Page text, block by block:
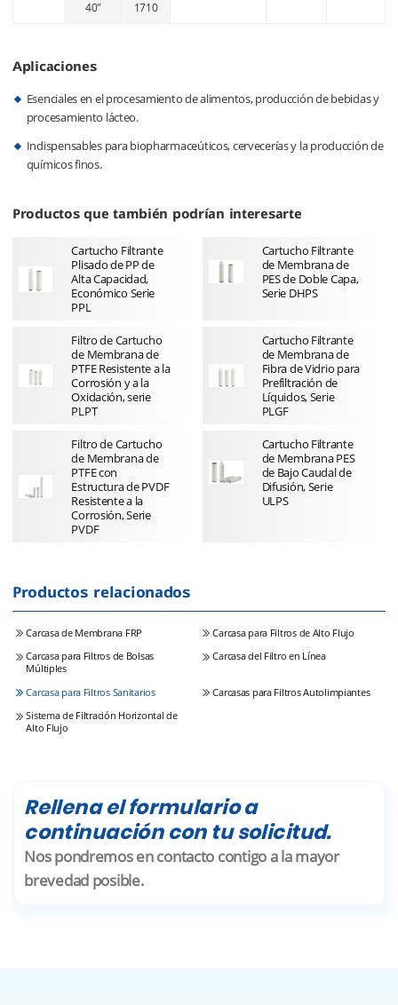
40" 1710
Aplicaciones
Esenciales en el procesamiento de alimentos, producción de bebidas y
procesamiento lácteo.
Indispensables para biopharmaceúticos, cervecerías y la producción de
químicos finos.
Productos que también podrían interesarte
Cartucho Filtrante
Plisado de PP de
Alta Capacidad,
Económico Serie
PPL
Cartucho Filtrante
de Membrana de
PES de Doble Capa,
Serie DHPS
Filtro de Cartucho
de Membrana de
PTFE Resistente a la
Corrosión y a la
Oxidación, serie
PLPT
Cartucho Filtrante
de Membrana de
Fibra de Vidrio para
Prefiltración de
Líquidos, Serie
PLGF
Filtro de Cartucho
de Membrana de
PTFE con
Estructura de PVDF
Resistente a la
Corrosión, Serie
PVDF
Cartucho Filtrante
de Membrana PES
de Bajo Caudal de
Difusión, Serie
ULPS
Productos relacionados
Carcasa de Membrana FRP
Carcasa para Filtros de Alto Flujo
Carcasa para Filtros de Bolsas
Múltiples
Carcasa del Filtro en Línea
Carcasa para Filtros Sanitarios
Carcasas para Filtros Autolimpiantes
Sistema de Filtración Horizontal de
Alto Flujo
Rellena el formulario a
continuación con tu solicitud.
Nos pondremos en contacto contigo a la mayor
brevedad posible.